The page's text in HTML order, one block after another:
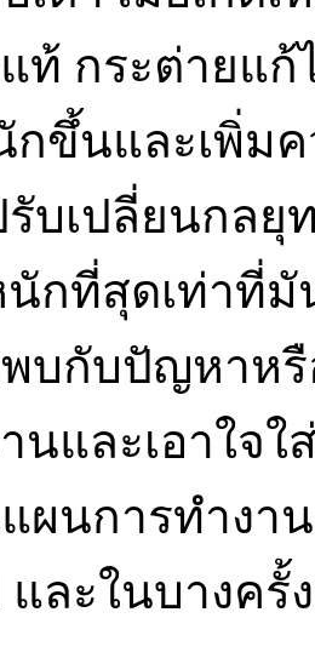
ท้ กระต่ายแ
ขึ้นและเพิ่ม
รับเปลี่ยนกล
กที่สุดเท่าที่
พบกับปัญหาห
นและเอาใจ
ผนการทำงา
ละในบางครั้